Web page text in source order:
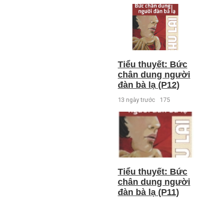
Tiểu thuyết: Bức
chân dung người
đàn bà lạ (P12)
13 ngày trước 175
Tiểu thuyết: Bức
chân dung người
đàn bà lạ (P11)